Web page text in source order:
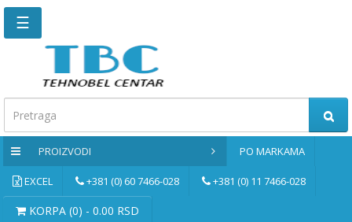
Glavna
Kontaktirajte
nas
Po
markama
PROIZVODI
☰
PROIZVODI PO MARKAMA
EXCEL +381 (0) 60 7466-028 +381 (0) 11 7466-028
KORPA (0) - 0.00 RSD